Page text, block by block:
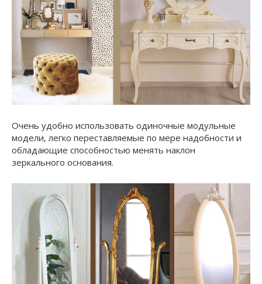
Очень удобно использовать одиночные модульные
модели, легко переставляемые по мере надобности и
обладающие способностью менять наклон
зеркального основания.